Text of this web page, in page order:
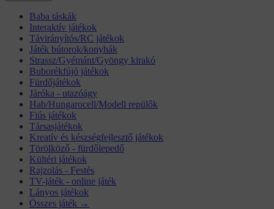
Baba táskák
Interaktív játékok
Távirányítós/RC játékok
Játék bútorok/konyhák
Strassz/Gyémánt/Gyöngy kirakó
Buborékfújó játékok
Fürdőjátékok
Járóka - utazóágy
Hab/Hungarocell/Modell repülők
Fiús játékok
Társasjátékok
Kreatív és készségfejlesztő játékok
Törölköző - fürdőlepedő
Kültéri játékok
Rajzolás - Festés
TV-játék - online játék
Lányos játékok
Összes játék →